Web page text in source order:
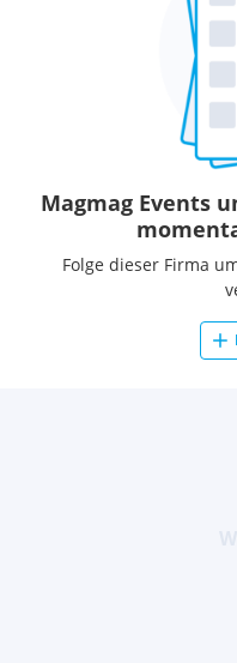
Magmag Events
Folge dieser Firma